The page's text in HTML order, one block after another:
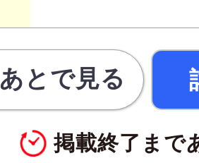
あとで見る
掲載終了まで